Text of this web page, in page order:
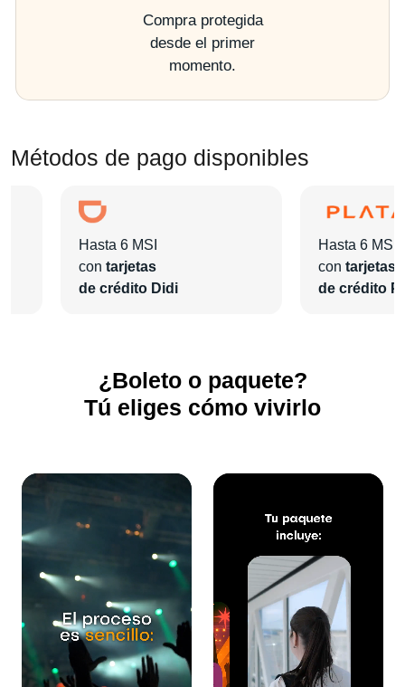
Compra protegida
desde el primer
momento.
Métodos de pago disponibles
Hasta 6 MSI
con tarjetas
de crédito Didi
Hasta 6 MSI
con tarjetas
de crédito
¿Boleto o paquete?
Tú eliges cómo vivirlo